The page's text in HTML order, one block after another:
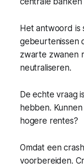
Het antwoord is
gebeurtenissen
zwarte zwanen
neutraliseren.
De echte vraag
hebben.
hogere rentes?
Omdat een
voorbereiden.